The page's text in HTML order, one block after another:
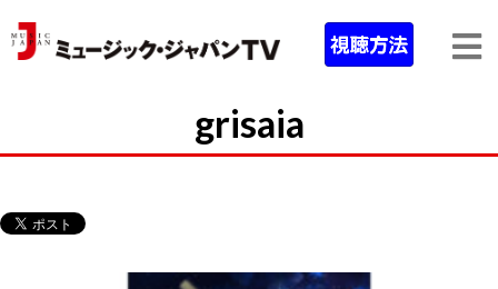
grisaia